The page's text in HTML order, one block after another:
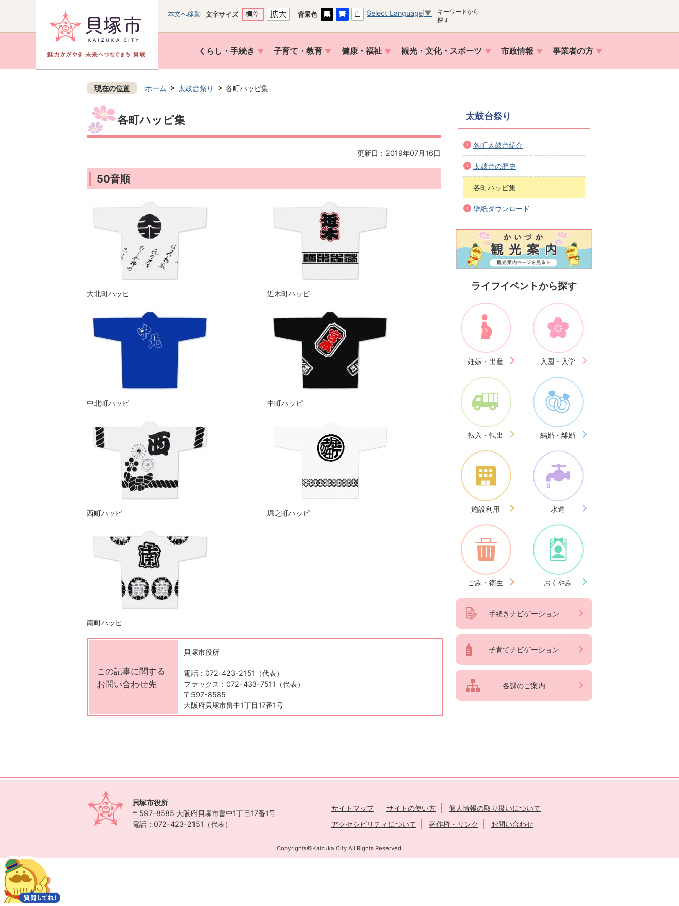
本文へ移動 文字サイズ 背景色 Select Language ▼
キーワードから
探す
くらし・手続き 子育て・教育 健康・福祉 観光・文化・スポーツ 市政情報 事業者の方
現在の位置 ホーム 太鼓台祭り 各町ハッピ集
各町ハッピ集
更新日：2019年07月16日
50音順
大北町ハッピ 近木町ハッピ
中北町ハッピ 中町ハッピ
西町ハッピ 堀之町ハッピ
南町ハッピ
この記事に関する
お問い合わせ先
貝塚市役所
電話：072-423-2151（代表）
ファックス：072-433-7511（代表）
〒597-8585
大阪府貝塚市畠中1丁目17番1号
太鼓台祭り
各町太鼓台紹介
太鼓台の歴史
各町ハッピ集
壁紙ダウンロード
ライフイベントから探す
妊娠・出産 入園・入学
転入・転出 結婚・離婚
施設利用 水道
ごみ・衛生 おくやみ
手続きナビゲーション
子育てナビゲーション
各課のご案内
貝塚市役所
〒597-8585 大阪府貝塚市畠中1丁目17番1号
電話：072-423-2151（代表）
サイトマップ サイトの使い方
個人情報の取り扱いについて
アクセシビリティについて
著作権・リンク お問い合わせ
Copyrights©Kaizuka City All Rights Reserved.